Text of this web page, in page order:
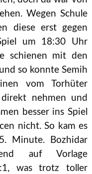
Wegen Schule
diese erst gegen
um 18:30 Uhr
schienen mit den
so konnte Semih
vom Torhüter
nehmen und
besser ins Spiel
nicht. So kam es
Minute. Bozhidar
auf Vorlage
was trotz toller